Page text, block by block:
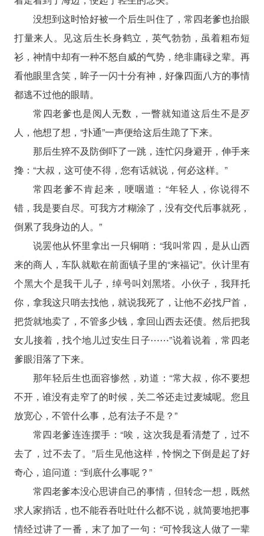
没想到这时恰好被一个后生叫住了，常四老爹也抬眼
打量来人。见这后生长身鹤立，英气勃勃，虽着粗布短
衫，神情中却有一种不怒自威的气势，绝非庸碌之辈。再
看他眼里含笑，眸子一闪十分有神，好像四面八方的事情
都逃不过他的眼睛。
常四老爹也是阅人无数，一瞥就知道这后生不是歹
人，他想了想，“扑通”一声便给这后生跪了下来。
那后生猝不及防倒吓了一跳，连忙闪身避开，伸手来
搀：“大叔，这可使不得，您有话就说，何必这样。”
常四老爹不肯起来，哽咽道：“年轻人，你说得不
错，我是要自尽。可我方才糊涂了，没有交代后事就死，
倒累了我身边的人。”
说罢他从怀里拿出一只铜哨：“我叫常四，是从山西
来的商人，车队就歇在前面镇子里的“来福记”。伙计里有
个黑大个是我干儿子，绰号叫刘黑塔。小伙子，我拜托
你，拿我这只哨去找他，就说我死了，让他不必找尸首，
把货就地卖了，不管多少钱，拿回山西去还债。然后把我
女儿接着，找个地儿过安生日子⋯⋯”说着说着，常四老
爹眼泪落了下来。
那年轻后生也面容惨然，劝道：“常大叔，你不要想
不开，谁没有走窄了的时候，关二爷还走过麦城呢。您且
放宽心，不管什么事，总有法子不是？”
常四老爹连连摆手：“唉，这次我是看清楚了，过不
去了，过不去了。”后生见他这样，怜悯之下倒是起了好
奇心，追问道：“到底什么事呢？”
常四老爹本没心思讲自己的事情，但转念一想，既然
求人家捎话，也不能吞吞吐吐什么都不说，就简要地把事
情经过讲了一番，末了加了一句：“可怜我这人做了一辈